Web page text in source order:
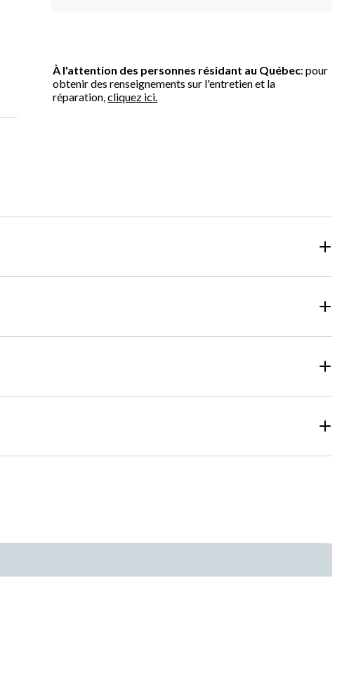
À l'attention des personnes résidant au Québec: pour
obtenir des renseignements sur l'entretien et la
réparation,cliquez ici.